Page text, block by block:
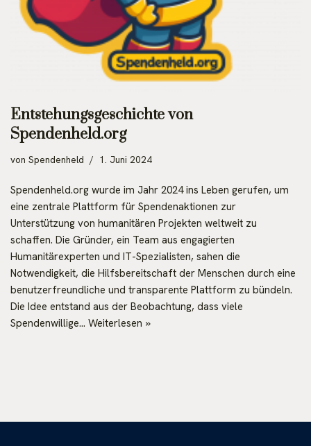
Entstehungsgeschichte von
Spendenheld.org
von Spendenheld 1. Juni 2024
Spendenheld.org wurde im Jahr 2024 ins Leben gerufen, um
eine zentrale Plattform für Spendenaktionen zur
Unterstützung von humanitären Projekten weltweit zu
schaffen. Die Gründer, ein Team aus engagierten
Humanitärexperten und IT-Spezialisten, sahen die
Notwendigkeit, die Hilfsbereitschaft der Menschen durch eine
benutzerfreundliche und transparente Plattform zu bündeln.
Die Idee entstand aus der Beobachtung, dass viele
Spendenwillige… Weiterlesen »